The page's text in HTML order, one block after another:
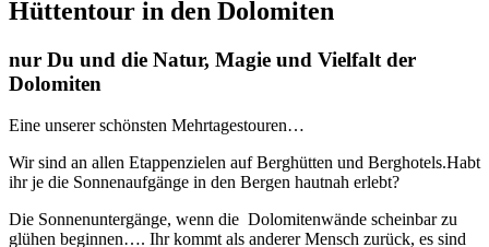
Hüttentour in den Dolomiten
nur Du und die Natur, Magie und Vielfalt der
Dolomiten
Eine unserer schönsten Mehrtagestouren…
Wir sind an allen Etappenzielen auf Berghütten und Berghotels.Habt
ihr je die Sonnenaufgänge in den Bergen hautnah erlebt?
Die Sonnenuntergänge, wenn die Dolomitenwände scheinbar zu
glühen beginnen…. Ihr kommt als anderer Mensch zurück, es sind